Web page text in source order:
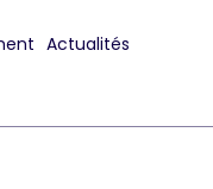
Actualités